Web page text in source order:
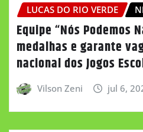
LUCAS DO RIO VERDE
Equipe “Nós Podemos
medalhas e garante
nacional dos Jogos
Vilson Zeni jul 6,